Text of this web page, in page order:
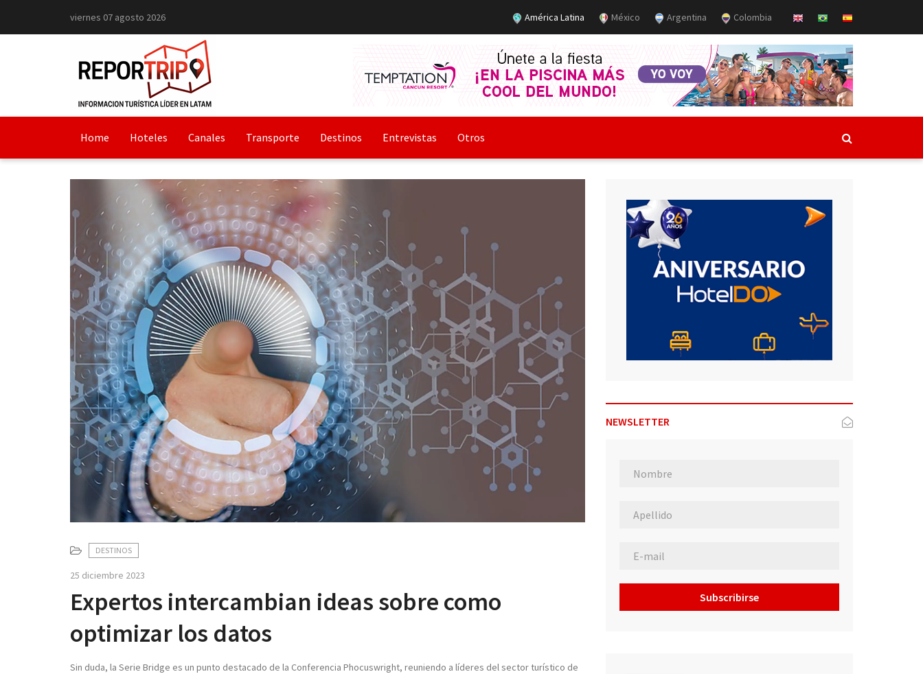
viernes 07 agosto 2026 América Latina México Argentina Colombia
Home Hoteles Canales Transporte Destinos Entrevistas Otros
DESTINOS
25 diciembre 2023
Expertos intercambian ideas sobre como
optimizar los datos
Sin duda, la Serie Bridge es un punto destacado de la Conferencia Phocuswright, reuniendo a líderes del sector turístico de
NEWSLETTER
Subscribirse